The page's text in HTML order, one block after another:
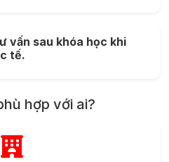
vấn sau khóa học khi
tế.
hợp với ai?